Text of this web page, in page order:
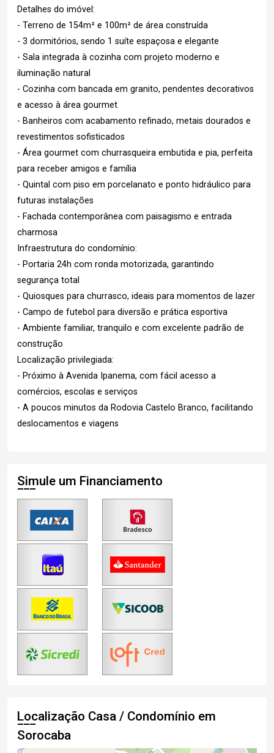
Detalhes do imóvel:
- Terreno de 154m² e 100m² de área construída
- 3 dormitórios, sendo 1 suíte espaçosa e elegante
- Sala integrada à cozinha com projeto moderno e
iluminação natural
- Cozinha com bancada em granito, pendentes decorativos
e acesso à área gourmet
- Banheiros com acabamento refinado, metais dourados e
revestimentos sofisticados
- Área gourmet com churrasqueira embutida e pia, perfeita
para receber amigos e família
- Quintal com piso em porcelanato e ponto hidráulico para
futuras instalações
- Fachada contemporânea com paisagismo e entrada
charmosa
Infraestrutura do condomínio:
- Portaria 24h com ronda motorizada, garantindo
segurança total
- Quiosques para churrasco, ideais para momentos de lazer
- Campo de futebol para diversão e prática esportiva
- Ambiente familiar, tranquilo e com excelente padrão de
construção
Localização privilegiada:
- Próximo à Avenida Ipanema, com fácil acesso a
comércios, escolas e serviços
- A poucos minutos da Rodovia Castelo Branco, facilitando
deslocamentos e viagens
Simule um Financiamento
Localização Casa / Condomínio em
Sorocaba